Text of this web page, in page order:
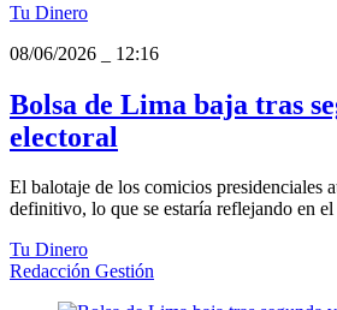
Tu Dinero
08/06/2026
12:16
Bolsa de Lima baja tras
electoral
El balotaje de los comicios presidenciales
definitivo, lo que se estaría reflejando en
Tu Dinero
Redacción Gestión